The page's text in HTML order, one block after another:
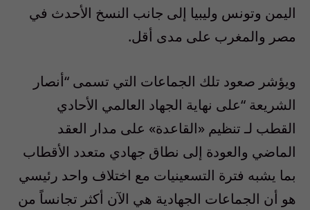
اليمن وتونس وليبيا إلى جانب النسخ الأحدث في
مصر والمغرب على مدى أقل.
ويؤشر صعود تلك الجماعات التي تسمى “أنصار
الشريعة “على نهاية الجهاد العالمي الأحادي
القطب لـ تنظيم «القاعدة» على مدار العقد
الماضي والعودة إلى نطاق جهادي متعدد الأقطاب
بما يشبه فترة التسعينيات مع اختلاف واحد رئيسي
هو أن الجماعات الجهادية هي الآن أكثر تجانساً من